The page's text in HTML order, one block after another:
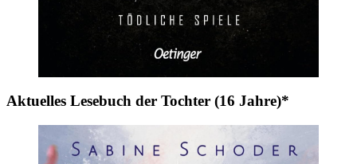
Aktuelles Lesebuch der Tochter (16 Jahre)*